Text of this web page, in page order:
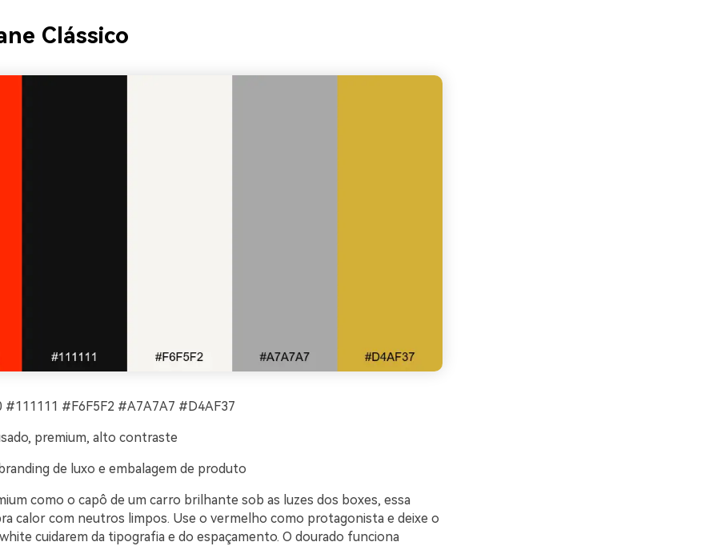
Clássico
#F6F5F2 #A7A7A7 #D4AF37
premium, alto contraste
de luxo e embalagem de produto
como o capô de um carro brilhante sob as luzes dos boxes, essa
calor com neutros limpos. Use o vermelho como protagonista e deixe o
cuidarem da tipografia e do espaçamento. O dourado funciona